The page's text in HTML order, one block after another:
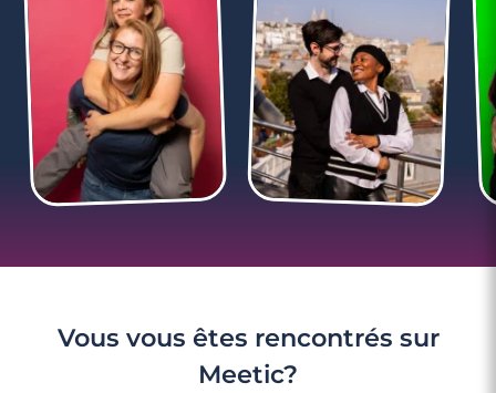
3 minutes
Rencontres célibataires à Fontenay-Le-
Comte
Vous vous êtes rencontrés sur
Meetic?